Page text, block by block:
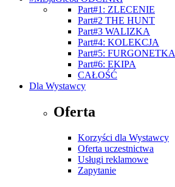
Part#1: ZLECENIE
Part#2 THE HUNT
Part#3 WALIZKA
Part#4: KOLEKCJA
Part#5: FURGONETKA
Part#6: EKIPA
CAŁOŚĆ
Dla Wystawcy
Oferta
Korzyści dla Wystawcy
Oferta uczestnictwa
Usługi reklamowe
Zapytanie